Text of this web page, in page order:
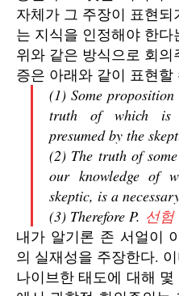
자체가 그 주장이 표현
는 지식을 인정해야 한다
위와 같은 방식으로 회
증은 아래와 같이 표현할
(1) Some
truth of which is
presumed by the
(2) The truth of
our knowledge of
skeptic, is a
(3) Therefore P. 선험
내가 알기론 존 서얼이
의 실재성을 주장한다.
나이브한 태도에 대해